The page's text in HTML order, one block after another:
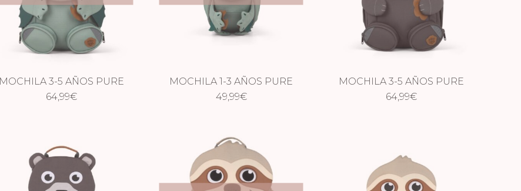
MOCHILA 3-5 AÑOS PURE
DRAGÓN
64,99€
MOCHILA 1-3 AÑOS PURE
DRAGÓN
49,99€
MOCHILA 3-5 AÑOS PURE
OSO
64,99€